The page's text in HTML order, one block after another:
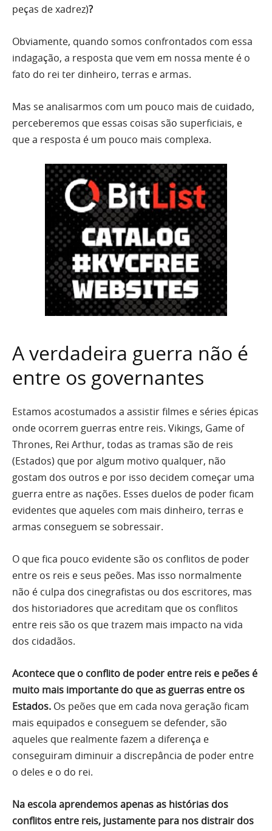
peças de xadrez)?
Obviamente, quando somos confrontados com essa
indagação, a resposta que vem em nossa mente é o
fato do rei ter dinheiro, terras e armas.
Mas se analisarmos com um pouco mais de cuidado,
perceberemos que essas coisas são superficiais, e
que a resposta é um pouco mais complexa.
A verdadeira guerra não é
entre os governantes
Estamos acostumados a assistir filmes e séries épicas
onde ocorrem guerras entre reis. Vikings, Game of
Thrones, Rei Arthur, todas as tramas são de reis
(Estados) que por algum motivo qualquer, não
gostam dos outros e por isso decidem começar uma
guerra entre as nações. Esses duelos de poder ficam
evidentes que aqueles com mais dinheiro, terras e
armas conseguem se sobressair.
O que fica pouco evidente são os conflitos de poder
entre os reis e seus peões. Mas isso normalmente
não é culpa dos cinegrafistas ou dos escritores, mas
dos historiadores que acreditam que os conflitos
entre reis são os que trazem mais impacto na vida
dos cidadãos.
Acontece que o conflito de poder entre reis e peões é
muito mais importante do que as guerras entre os
Estados. Os peões que em cada nova geração ficam
mais equipados e conseguem se defender, são
aqueles que realmente fazem a diferença e
conseguiram diminuir a discrepância de poder entre
o deles e o do rei.
Na escola aprendemos apenas as histórias dos
conflitos entre reis, justamente para nos distrair dos